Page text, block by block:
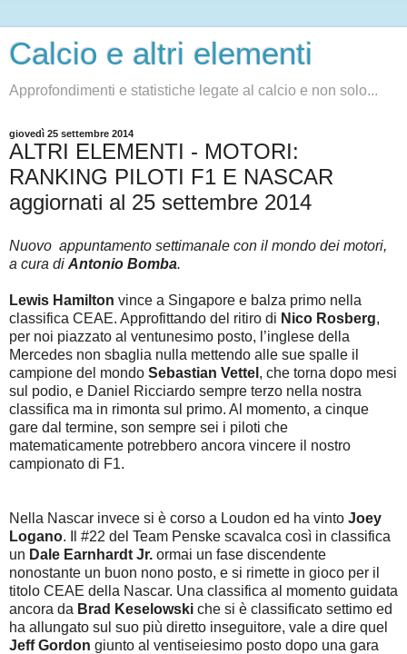
Calcio e altri elementi
Approfondimenti e statistiche legate al calcio e non solo...
giovedì 25 settembre 2014
ALTRI ELEMENTI - MOTORI:
RANKING PILOTI F1 E NASCAR
aggiornati al 25 settembre 2014
Nuovo appuntamento settimanale con il mondo dei motori,
a cura di Antonio Bomba.
Lewis Hamilton vince a Singapore e balza primo nella
classifica CEAE. Approfittando del ritiro di Nico Rosberg,
per noi piazzato al ventunesimo posto, l’inglese della
Mercedes non sbaglia nulla mettendo alle sue spalle il
campione del mondo Sebastian Vettel , che torna dopo mesi
sul podio, e Daniel Ricciardo sempre terzo nella nostra
classifica ma in rimonta sul primo. Al momento, a cinque
gare dal termine, son sempre sei i piloti che
matematicamente potrebbero ancora vincere il nostro
campionato di F1.
Nella Nascar invece si è corso a Loudon ed ha vinto Joey
Logano. Il #22 del Team Penske scavalca così in classifica
un Dale Earnhardt Jr. ormai un fase discendente
nonostante un buon nono posto, e si rimette in gioco per il
titolo CEAE della Nascar. Una classifica al momento guidata
ancora da Brad Keselowski che si è classificato settimo ed
ha allungato sul suo più diretto inseguitore, vale a dire quel
Jeff Gordon giunto al ventiseiesimo posto dopo una gara